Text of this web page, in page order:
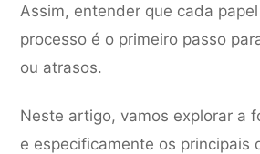
Assim, entender que cada
processo é o primeiro passo
ou atrasos.
Neste artigo, vamos explorar a
e especificamente os principais